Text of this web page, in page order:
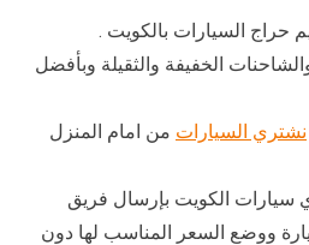
حراج السيارات بالكويت .
الخفيفة والثقيلة وبأفضل
نشتري السيارات من امام المنزل
الكويت بإرسال فريق
ووضع السعر المناسب لها دون